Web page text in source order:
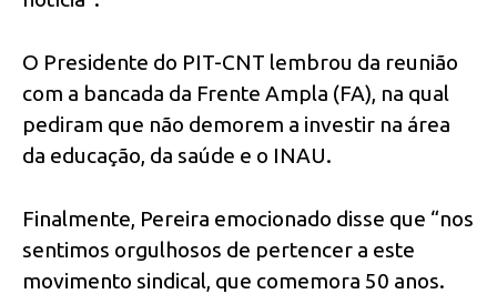
O Presidente do PIT-CNT lembrou da reunião
com a bancada da Frente Ampla (FA), na qual
pediram que não demorem a investir na área
da educação, da saúde e o INAU.
Finalmente, Pereira emocionado disse que “nos
sentimos orgulhosos de pertencer a este
movimento sindical, que comemora 50 anos.